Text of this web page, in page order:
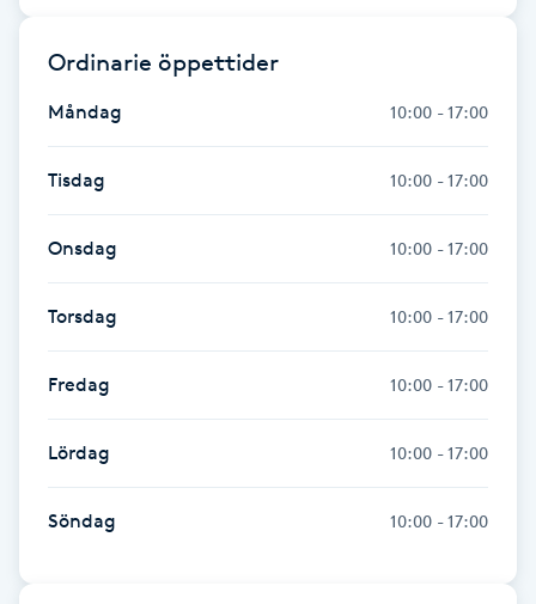
Gravidyoga
Gruppträning
Gua Sha-massage
Hatha Yoga
Headspa
Healing
Herrklippning
Ordinarie öppettider
Måndag 10:00 - 17:00
Tisdag 10:00 - 17:00
Onsdag 10:00 - 17:00
Torsdag 10:00 - 17:00
Fredag 10:00 - 17:00
Lördag 10:00 - 17:00
Söndag 10:00 - 17:00